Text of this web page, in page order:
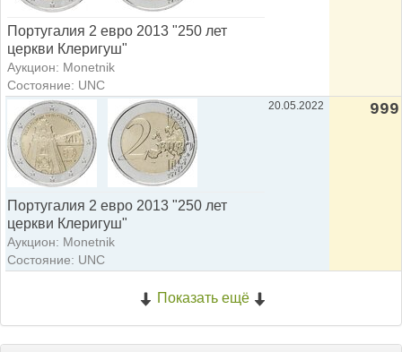
Португалия 2 евро 2013 "250 лет
церкви Клеригуш"
Аукцион: Monetnik
Состояние: UNC
Португалия 2 евро 2013 "250 лет
церкви Клеригуш"
Аукцион: Monetnik
Состояние: UNC
20.05.2022 999
Показать ещё